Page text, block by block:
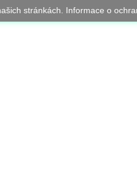
stránkách. Informace o